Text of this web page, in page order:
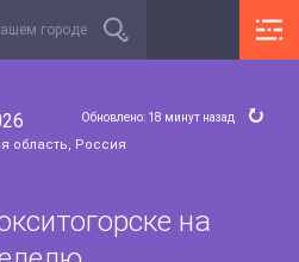
область, Россия
Обновлено: 18 минут назад
на